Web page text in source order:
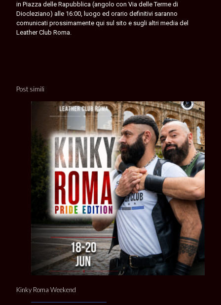
in Piazza delle Rapubblica (angolo con Via delle Terme di
Diocleziano) alle 16:00, luogo ed orario definitivi saranno
comunicati prossimamente qui sul sito e sugli altri media del
Leather Club Roma.
Post simili
Kinky Roma Weekend